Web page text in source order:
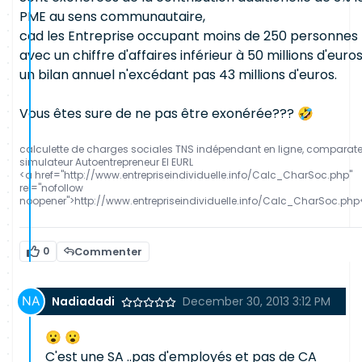
PME au sens communautaire,
cad les Entreprise occupant moins de 250 personnes
avec un chiffre d'affaires inférieur à 50 millions
un bilan annuel n'excédant pas 43 millions d'euros.
Vous êtes sure de ne pas être exonérée??? 🤣
calculette de charges sociales TNS indépendant en ligne,
simulateur Autoentrepreneur EI EURL
<a href="http://www.entrepriseindividuelle.info/Calc_CharSoc.php"
rel="nofollow
noopener">http://www.entrepriseindividuelle.info/
0 Commenter
Nadiadadi December 30, 2013 3:12 PM
😮 😮
C'est une SA ..pas d'employés et pas de CA